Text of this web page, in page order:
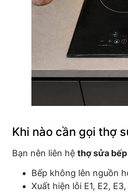
Khi nào cần gọi thợ
Bạn nên liên hệ thợ sửa
Bếp không lên nguồn
Xuất hiện lỗi E1, E2,